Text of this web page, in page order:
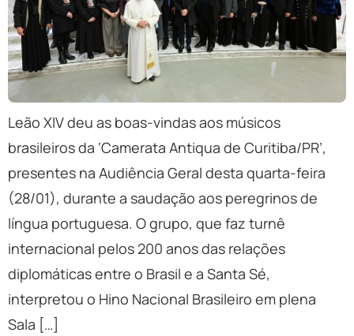
Leão XIV deu as boas-vindas aos músicos
brasileiros da ‘Camerata Antiqua de Curitiba/PR’,
presentes na Audiência Geral desta quarta-feira
(28/01), durante a saudação aos peregrinos de
língua portuguesa. O grupo, que faz turnê
internacional pelos 200 anos das relações
diplomáticas entre o Brasil e a Santa Sé,
interpretou o Hino Nacional Brasileiro em plena
Sala […]